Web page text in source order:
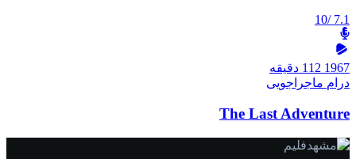
7.1
/10
1967 112 دقیقه
درام ماجراجویی
The Last Adventure